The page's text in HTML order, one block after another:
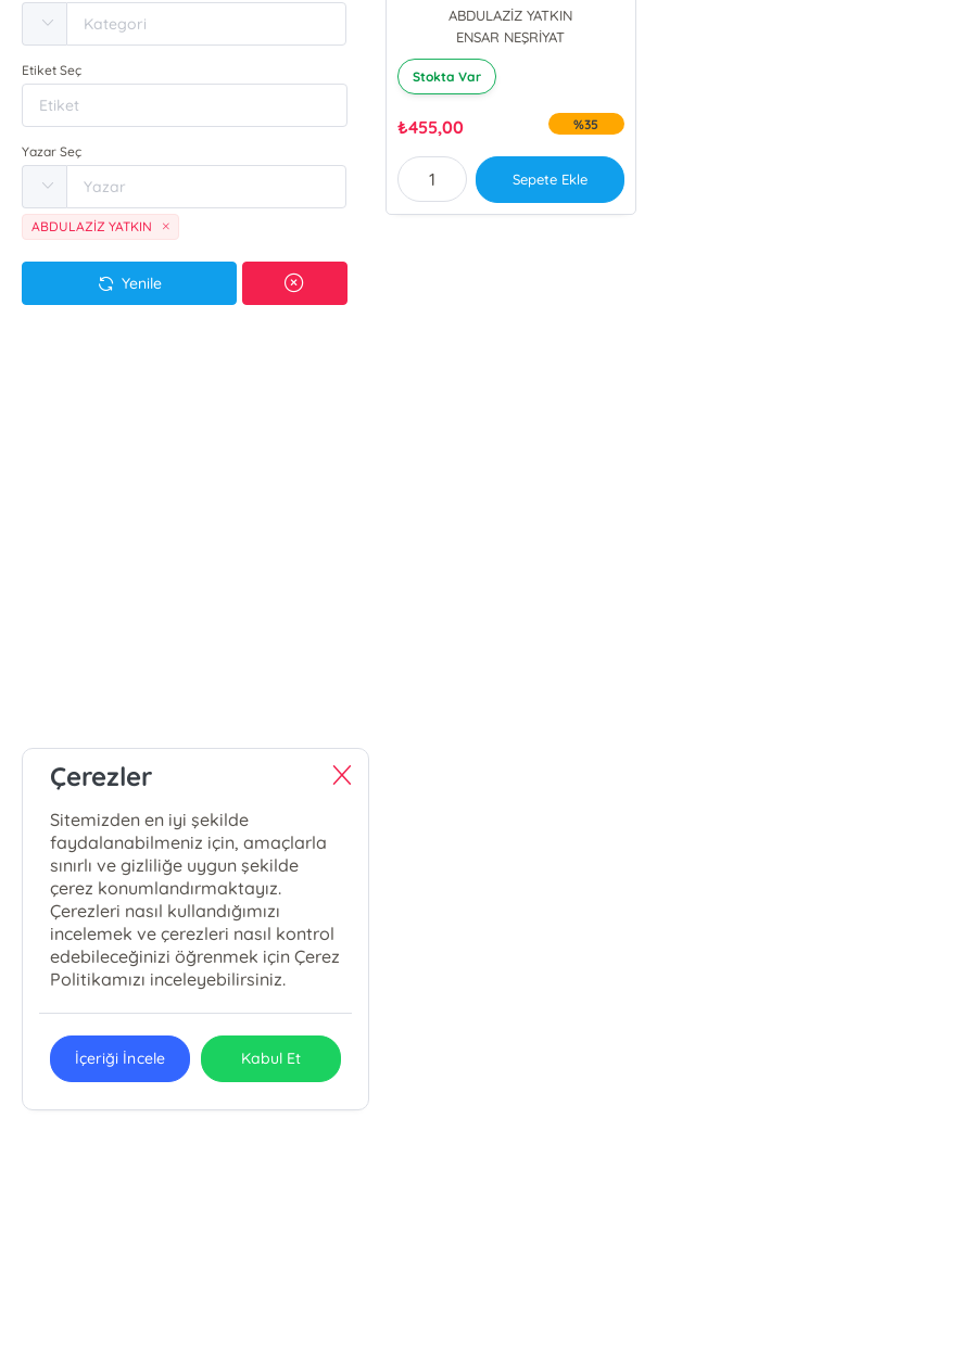
Etiket Seç
Yazar Seç
ABDULAZİZ YATKIN
Yenile
ABDULAZİZ YATKIN
ENSAR NEŞRİYAT
Stokta Var
₺455,00 %35
Sepete Ekle
Çerezler
Sitemizden en iyi şekilde
faydalanabilmeniz için, amaçlarla
sınırlı ve gizliliğe uygun şekilde
çerez konumlandırmaktayız.
Çerezleri nasıl kullandığımızı
incelemek ve çerezleri nasıl kontrol
edebileceğinizi öğrenmek için Çerez
Politikamızı inceleyebilirsiniz.
İçeriği İncele Kabul Et